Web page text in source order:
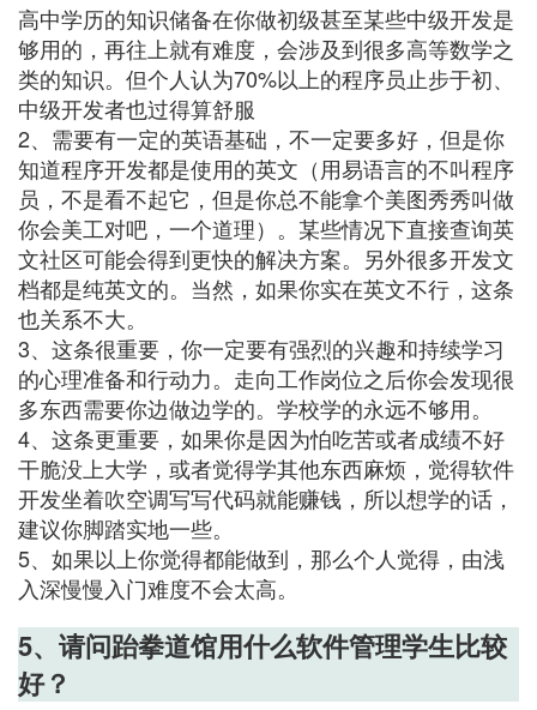
高中学历的知识储备在你做初级甚至某些中级开发是
够用的，再往上就有难度，会涉及到很多高等数学之
类的知识。但个人认为70%以上的程序员止步于初、
中级开发者也过得算舒服
2、需要有一定的英语基础，不一定要多好，但是你
知道程序开发都是使用的英文（用易语言的不叫程序
员，不是看不起它，但是你总不能拿个美图秀秀叫做
你会美工对吧，一个道理）。某些情况下直接查询英
文社区可能会得到更快的解决方案。另外很多开发文
档都是纯英文的。当然，如果你实在英文不行，这条
也关系不大。
3、这条很重要，你一定要有强烈的兴趣和持续学习
的心理准备和行动力。走向工作岗位之后你会发现很
多东西需要你边做边学的。学校学的永远不够用。
4、这条更重要，如果你是因为怕吃苦或者成绩不好
干脆没上大学，或者觉得学其他东西麻烦，觉得软件
开发坐着吹空调写写代码就能赚钱，所以想学的话，
建议你脚踏实地一些。
5、如果以上你觉得都能做到，那么个人觉得，由浅
入深慢慢入门难度不会太高。
5、请问跆拳道馆用什么软件管理学生比较
好？